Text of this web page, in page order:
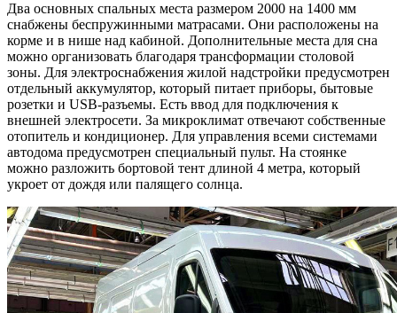
Два основных спальных места размером 2000 на 1400 мм
снабжены беспружинными матрасами. Они расположены на
корме и в нише над кабиной. Дополнительные места для сна
можно организовать благодаря трансформации столовой
зоны. Для электроснабжения жилой надстройки предусмотрен
отдельный аккумулятор, который питает приборы, бытовые
розетки и USB-разъемы. Есть ввод для подключения к
внешней электросети. За микроклимат отвечают собственные
отопитель и кондиционер. Для управления всеми системами
автодома предусмотрен специальный пульт. На стоянке
можно разложить бортовой тент длиной 4 метра, который
укроет от дождя или палящего солнца.